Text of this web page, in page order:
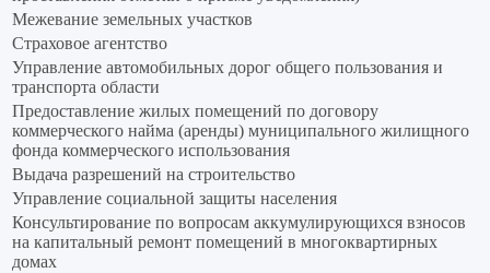
Межевание земельных участков
Страховое агентство
Управление автомобильных дорог общего пользования и
транспорта области
Предоставление жилых помещений по договору
коммерческого найма (аренды) муниципального жилищного
фонда коммерческого использования
Выдача разрешений на строительство
Управление социальной защиты населения
Консультирование по вопросам аккумулирующихся взносов
на капитальный ремонт помещений в многоквартирных
домах